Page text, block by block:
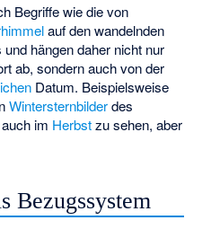
Begriffe wie die von
auf den wandelnden
hängen daher nicht nur
ab, sondern auch von der
Datum. Beispielsweise
Wintersternbilderdes
im Herbstzu sehen, aber
Bezugssystem